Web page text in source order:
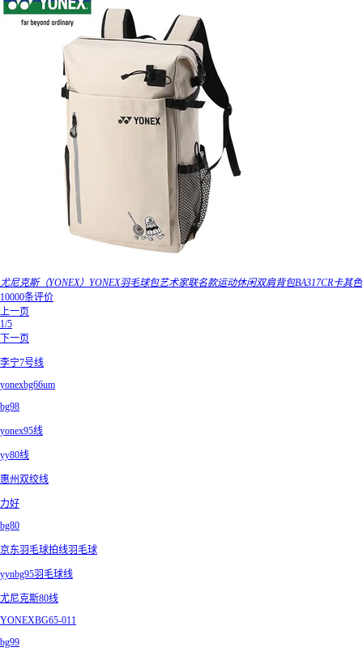
尤尼克斯（YONEX）YONEX羽毛球包艺术家联名款运动休闲双肩背包BA317CR卡其色
10000条评价
上一页
1/5
下一页
李宁7号线
yonexbg66um
bg98
yonex95线
yy80线
惠州双绞线
力好
bg80
京东羽毛球拍线羽毛球
yynbg95羽毛球线
尤尼克斯80线
YONEXBG65-011
bg99